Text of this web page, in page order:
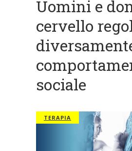
comportamento sociale
Uomini e
cervello
sociale
TERAPIA